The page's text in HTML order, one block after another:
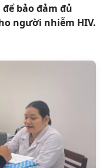
bảo đảm đủ
người nhiễm HIV.